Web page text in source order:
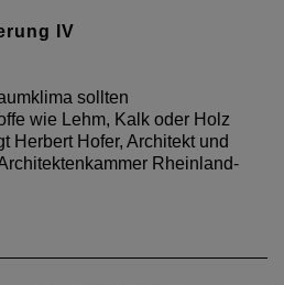
IV
sollten
wie Lehm, Kalk oder Holz
Herbert Hofer, Architekt und
Rheinland-